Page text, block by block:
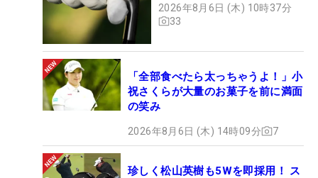
2026年8月6日 (木) 10時37分
33
「全部食べたら太っちゃうよ！」小
祝さくらが大量のお菓子を前に満面
の笑み
2026年8月6日 (木) 14時09分 7
珍しく松山英樹も5Wを即採用！ ス